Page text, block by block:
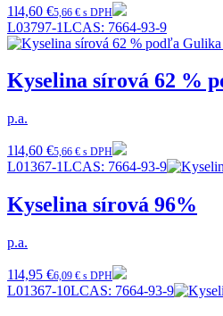
1l4,60 €5,66 € s DPH
L03797-1LCAS: 7664-93-9
Kyselina sírová 62 %
p.a.
1l4,60 €5,66 € s DPH
L01367-1LCAS: 7664-93-9
Kyselina sírová 96%
p.a.
1l4,95 €6,09 € s DPH
L01367-10LCAS: 7664-93-9